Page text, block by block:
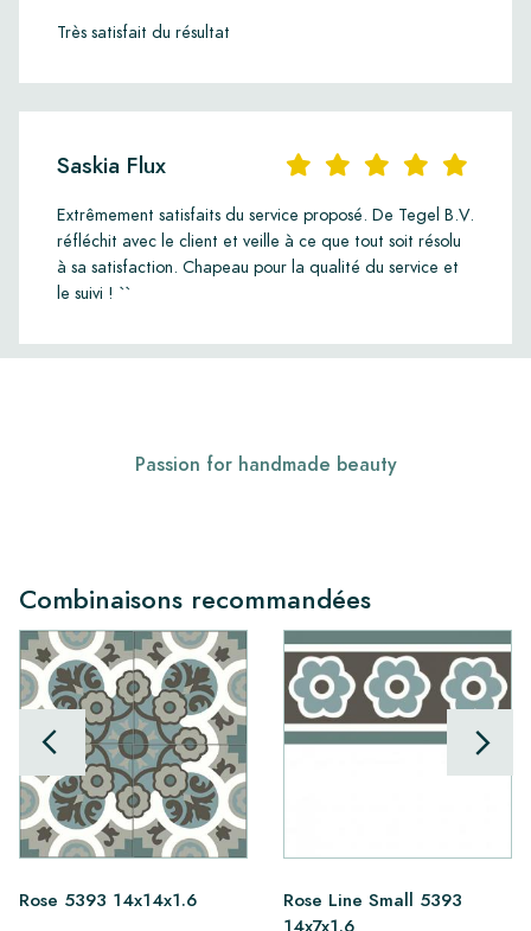
Très satisfait du résultat
Saskia Flux
Extrêmement satisfaits du service proposé. De Tegel B.V.
réfléchit avec le client et veille à ce que tout soit résolu
à sa satisfaction. Chapeau pour la qualité du service et
le suivi ! ``
Passion for handmade beauty
Combinaisons recommandées
Rose 5393 14x14x1.6
Rose Line Small 5393
14x7x1.6